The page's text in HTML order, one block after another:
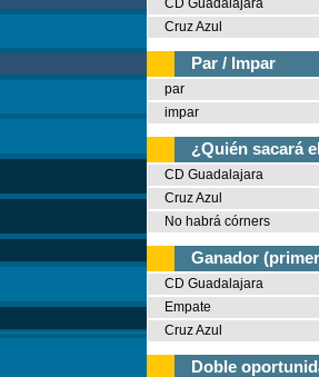
CD Guadalajara
Cruz Azul
Par / Impar
par
impar
¿Quién sacará
CD Guadalajara
Cruz Azul
No habrá córners
Ganador
CD Guadalajara
Empate
Cruz Azul
Doble